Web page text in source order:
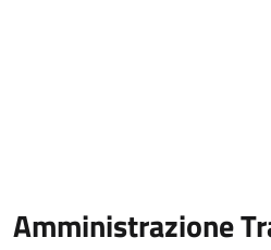
Amministrazione